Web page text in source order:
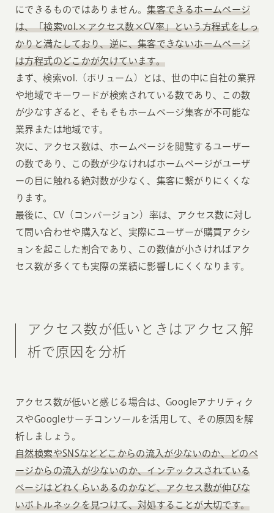
にできるものではありません。集客できるホームページ
は、「検索vol.×アクセス数×CV率」という方程式をしっ
かりと満たしており、逆に、集客できないホームページ
は方程式のどこかが欠けています。
まず、検索vol.（ボリューム）とは、世の中に自社の業界
や地域でキーワードが検索されている数であり、この数
が少なすぎると、そもそもホームページ集客が不可能な
業界または地域です。
次に、アクセス数は、ホームページを閲覧するユーザー
の数であり、この数が少なければホームページがユーザ
ーの目に触れる絶対数が少なく、集客に繋がりにくくな
ります。
最後に、CV（コンバージョン）率は、アクセス数に対し
て問い合わせや購入など、実際にユーザーが購買アクシ
ョンを起こした割合であり、この数値が小さければアク
セス数が多くても実際の業績に影響しにくくなります。
アクセス数が低いときはアクセス解
析で原因を分析
アクセス数が低いと感じる場合は、Googleアナリティク
スやGoogleサーチコンソールを活用して、その原因を解
析しましょう。
自然検索やSNSなどどこからの流入が少ないのか、どのペ
ージからの流入が少ないのか、インデックスされている
ページはどれくらいあるのかなど、アクセス数が伸びな
いボトルネックを見つけて、対処することが大切です。